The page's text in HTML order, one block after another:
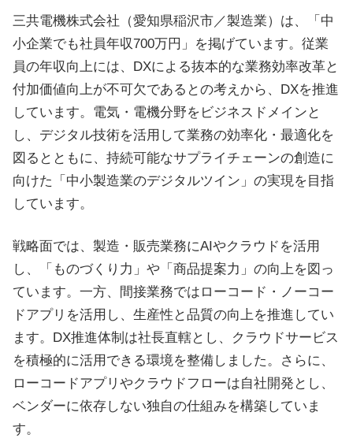
三共電機株式会社（愛知県稲沢市／製造業）は、「中
小企業でも社員年収700万円」を掲げています。従業
員の年収向上には、DXによる抜本的な業務効率改革と
付加価値向上が不可欠であるとの考えから、DXを推進
しています。電気・電機分野をビジネスドメインと
し、デジタル技術を活用して業務の効率化・最適化を
図るとともに、持続可能なサプライチェーンの創造に
向けた「中小製造業のデジタルツイン」の実現を目指
しています。
戦略面では、製造・販売業務にAIやクラウドを活用
し、「ものづくり力」や「商品提案力」の向上を図っ
ています。一方、間接業務ではローコード・ノーコー
ドアプリを活用し、生産性と品質の向上を推進してい
ます。DX推進体制は社長直轄とし、クラウドサービス
を積極的に活用できる環境を整備しました。さらに、
ローコードアプリやクラウドフローは自社開発とし、
ベンダーに依存しない独自の仕組みを構築していま
す。